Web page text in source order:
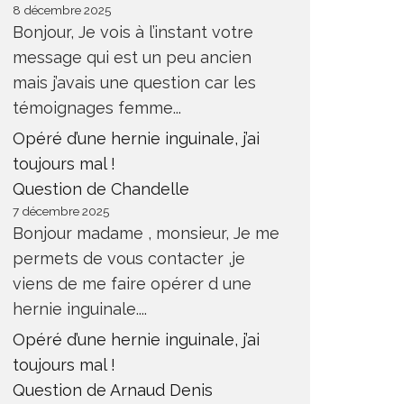
8 décembre 2025
Bonjour, Je vois à l’instant votre
message qui est un peu ancien
mais j’avais une question car les
témoignages femme...
Opéré d’une hernie inguinale, j’ai
toujours mal !
Question de Chandelle
7 décembre 2025
Bonjour madame , monsieur, Je me
permets de vous contacter ,je
viens de me faire opérer d une
hernie inguinale....
Opéré d’une hernie inguinale, j’ai
toujours mal !
Question de Arnaud Denis